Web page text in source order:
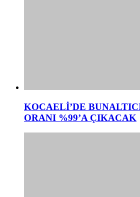
KOCAELİ’DE
ORANI %99’A ÇIKACAK